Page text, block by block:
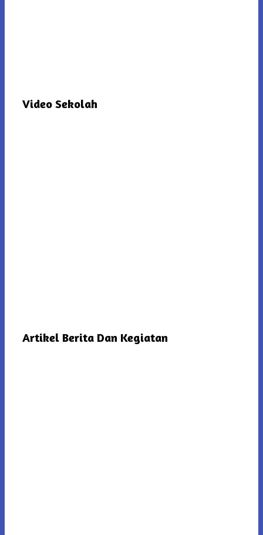
Video Sekolah
Artikel Berita Dan Kegiatan